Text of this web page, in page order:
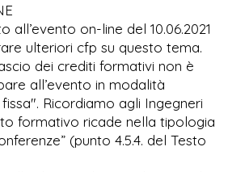
all’evento on-line del 10.06.2021
ulteriori cfp su questo tema.
dei crediti formativi non è
all’evento in modalità
Ricordiamo agli Ingegneri
formativo ricade nella tipologia
(punto 4.5.4. del Testo